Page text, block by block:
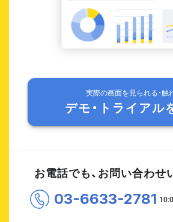
実際の画面を見られる・触
デモ・トライアル
お電話でも、お問い合わせ
03-6633-2781